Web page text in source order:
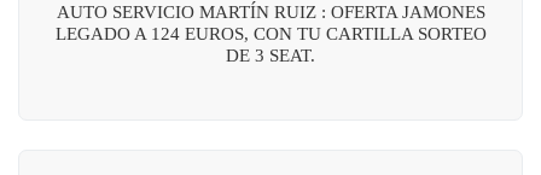
AUTO SERVICIO MARTÍN RUIZ : OFERTA JAMONES
LEGADO A 124 EUROS, CON TU CARTILLA SORTEO
DE 3 SEAT.